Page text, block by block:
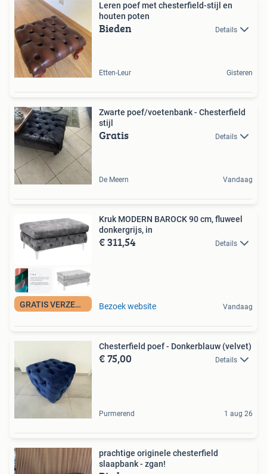
Leren poef met chesterfield-stijl en
houten poten
Bieden Details
Etten-Leur Gisteren
Zwarte poef/voetenbank - Chesterfield
stijl
Gratis Details
De Meern Vandaag
GRATIS VERZENDING
Kruk MODERN BAROCK 90 cm, fluweel
donkergrijs, in
€ 311,54 Details
Bezoek website Vandaag
Chesterfield poef - Donkerblauw (velvet)
€ 75,00 Details
Purmerend 1 aug 26
prachtige originele chesterfield
slaapbank - zgan!